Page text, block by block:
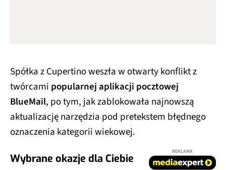
Spółka z Cupertino weszła w otwarty konflikt z
twórcami popularnej aplikacji pocztowej
BlueMail, po tym, jak zablokowała najnowszą
aktualizację narzędzia pod pretekstem błędnego
oznaczenia kategorii wiekowej.
Wybrane okazje dla Ciebie
REKLAMA